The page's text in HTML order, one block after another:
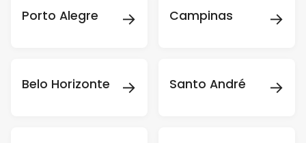
Porto Alegre → Campinas →
Belo Horizonte → Santo André →